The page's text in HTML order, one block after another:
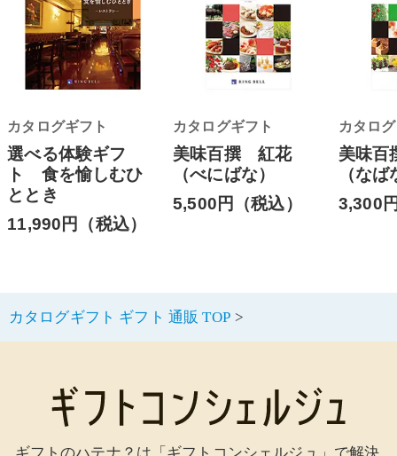
カタログギフト
選べる体験ギフ
ト 食を愉しむひ
ととき
11,990円（税込）
カタログギフト
美味百撰 紅花
（べにばな）
5,500円（税込）
カタロ
美味
（なば
3,300
カタログギフト ギフト 通販 TOP